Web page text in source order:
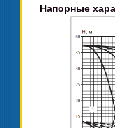
Напорные